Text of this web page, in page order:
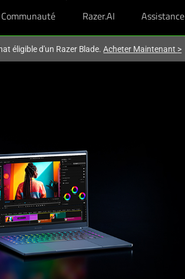
Communauté Razer.AI Assistance
éligible d'un Razer Blade.Acheter Maintenant >